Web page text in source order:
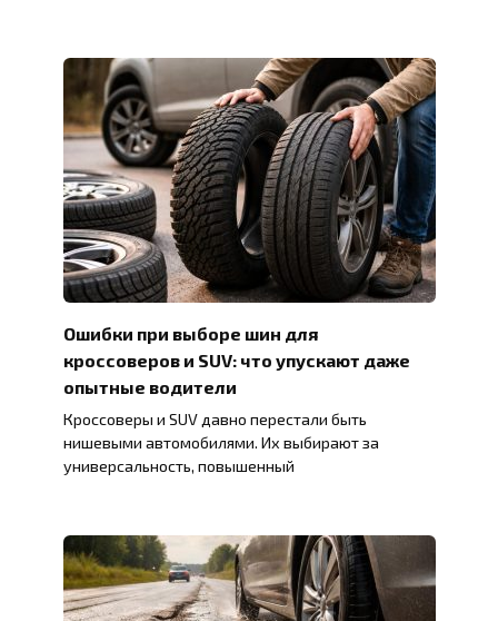
Ошибки при выборе шин для
кроссоверов и SUV: что упускают даже
опытные водители
Кроссоверы и SUV давно перестали быть
нишевыми автомобилями. Их выбирают за
универсальность, повышенный